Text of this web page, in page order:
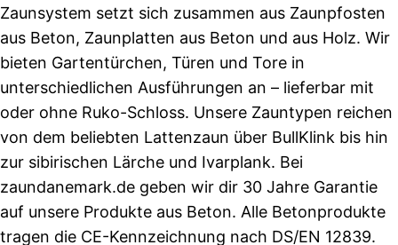
Zaunsystem setzt sich zusammen aus Zaunpfosten
aus Beton, Zaunplatten aus Beton und aus Holz. Wir
bieten Gartentürchen, Türen und Tore in
unterschiedlichen Ausführungen an – lieferbar mit
oder ohne Ruko-Schloss. Unsere Zauntypen reichen
von dem beliebten Lattenzaun über BullKlink bis hin
zur sibirischen Lärche und Ivarplank. Bei
zaundanemark.de geben wir dir 30 Jahre Garantie
auf unsere Produkte aus Beton. Alle Betonprodukte
tragen die CE-Kennzeichnung nach DS/EN 12839.